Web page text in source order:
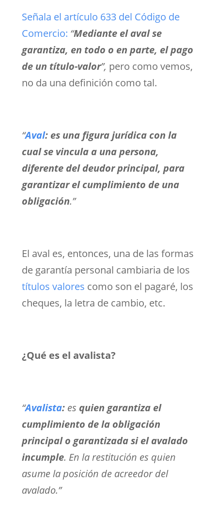
Señala el artículo 633 del Código de
Comercio: “Mediante el aval se
garantiza, en todo o en parte, el pago
de un título-valor”, pero como vemos,
no da una definición como tal.
“Aval: es una figura jurídica con la
cual se vincula a una persona,
diferente del deudor principal, para
garantizar el cumplimiento de una
obligación.”
El aval es, entonces, una de las formas
de garantía personal cambiaria de los
títulos valores como son el pagaré, los
cheques, la letra de cambio, etc.
¿Qué es el avalista?
“Avalista:es quien garantiza el
cumplimiento de la obligación
principal o garantizada si el avalado
incumple. En la restitución es quien
asume la posición de acreedor del
avalado.”